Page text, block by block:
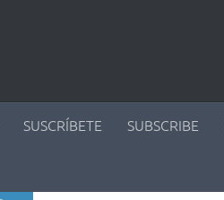
SUSCRÍBETE SUBSCRIBE